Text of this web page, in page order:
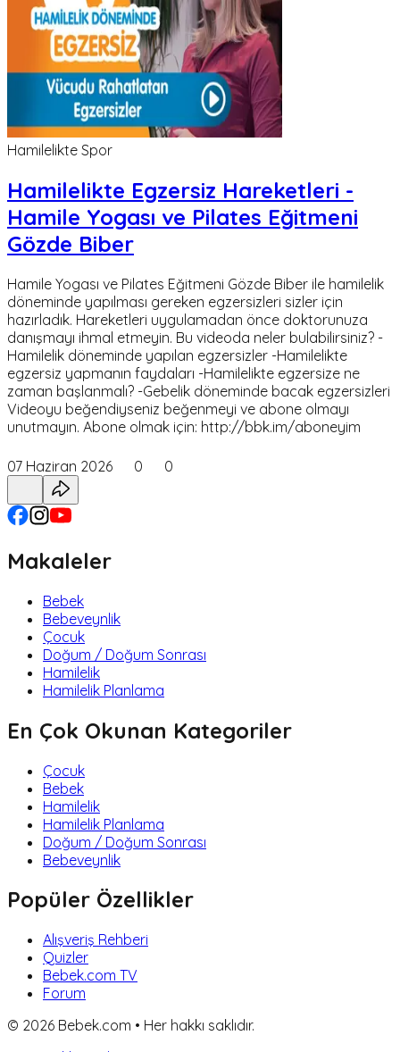
Hamilelikte Spor
Hamilelikte Egzersiz Hareketleri -
Hamile Yogası ve Pilates Eğitmeni
Gözde Biber
Hamile Yogası ve Pilates Eğitmeni Gözde Biber ile hamilelik
döneminde yapılması gereken egzersizleri sizler için
hazırladık. Hareketleri uygulamadan önce doktorunuza
danışmayı ihmal etmeyin. Bu videoda neler bulabilirsiniz? -
Hamilelik döneminde yapılan egzersizler -Hamilelikte
egzersiz yapmanın faydaları -Hamilelikte egzersize ne
zaman başlanmalı? -Gebelik döneminde bacak egzersizleri
Videoyu beğendiyseniz beğenmeyi ve abone olmayı
unutmayın. Abone olmak için: http://bbk.im/aboneyim
07 Haziran 2026 0 0
Makaleler
Bebek
Bebeveynlik
Çocuk
Doğum / Doğum Sonrası
Hamilelik
Hamilelik Planlama
En Çok Okunan Kategoriler
Çocuk
Bebek
Hamilelik
Hamilelik Planlama
Doğum / Doğum Sonrası
Bebeveynlik
Popüler Özellikler
Alışveriş Rehberi
Quizler
Bebek.com TV
Forum
© 2026 Bebek.com • Her hakkı saklıdır.